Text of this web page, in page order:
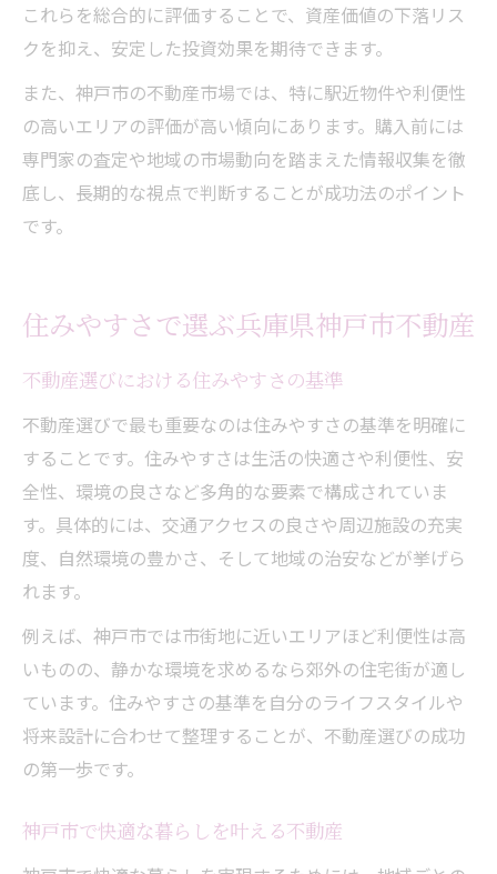
これらを総合的に評価することで、資産価値の下落リス
クを抑え、安定した投資効果を期待できます。
また、神戸市の不動産市場では、特に駅近物件や利便性
の高いエリアの評価が高い傾向にあります。購入前には
専門家の査定や地域の市場動向を踏まえた情報収集を徹
底し、長期的な視点で判断することが成功法のポイント
です。
住みやすさで選ぶ兵庫県神戸市不動産
不動産選びにおける住みやすさの基準
不動産選びで最も重要なのは住みやすさの基準を明確に
することです。住みやすさは生活の快適さや利便性、安
全性、環境の良さなど多角的な要素で構成されていま
す。具体的には、交通アクセスの良さや周辺施設の充実
度、自然環境の豊かさ、そして地域の治安などが挙げら
れます。
例えば、神戸市では市街地に近いエリアほど利便性は高
いものの、静かな環境を求めるなら郊外の住宅街が適し
ています。住みやすさの基準を自分のライフスタイルや
将来設計に合わせて整理することが、不動産選びの成功
の第一歩です。
神戸市で快適な暮らしを叶える不動産